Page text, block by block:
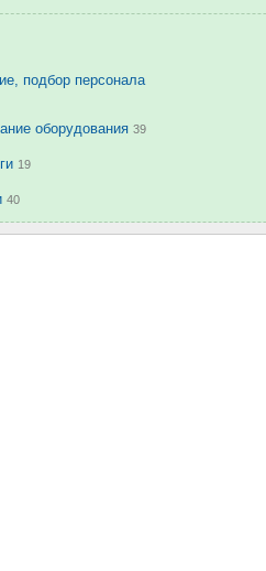
подбор персонала
оборудования 39
19
40